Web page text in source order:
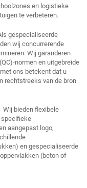
en logistieke
te verbeteren.
gespecialiseerde
wij concurrerende
Wij garanderen
normen en uitgebreide
ons betekent dat u
rechtstreeks van de bron
Wij bieden flexibele
specifieke
aangepast logo,
en gespecialiseerde
(beton of